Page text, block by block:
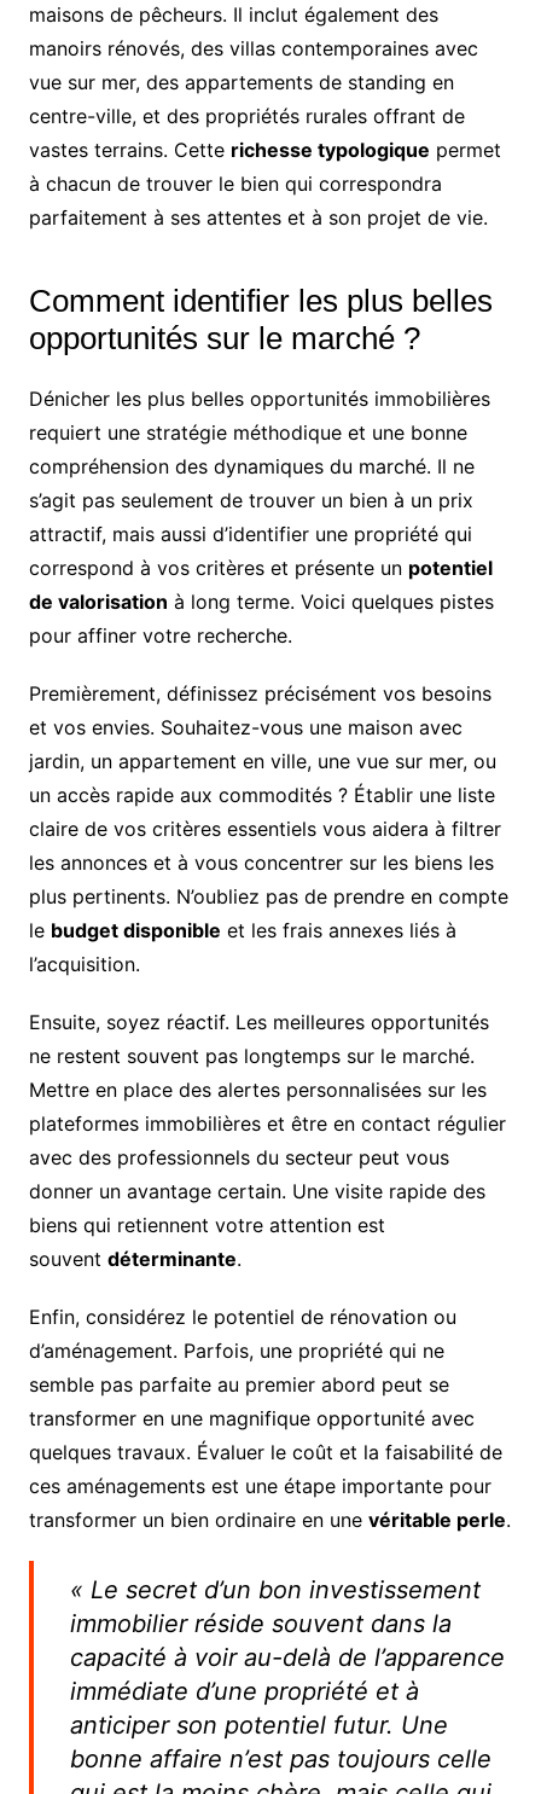
maisons de pêcheurs. Il inclut également des
manoirs rénovés, des villas contemporaines avec
vue sur mer, des appartements de standing en
centre-ville, et des propriétés rurales offrant de
vastes terrains. Cette richesse typologique permet
à chacun de trouver le bien qui correspondra
parfaitement à ses attentes et à son projet de vie.
Comment identifier les plus belles
opportunités sur le marché ?
Dénicher les plus belles opportunités immobilières
requiert une stratégie méthodique et une bonne
compréhension des dynamiques du marché. Il ne
s’agit pas seulement de trouver un bien à un prix
attractif, mais aussi d’identifier une propriété qui
correspond à vos critères et présente un potentiel
de valorisation à long terme. Voici quelques pistes
pour affiner votre recherche.
Premièrement, définissez précisément vos besoins
et vos envies. Souhaitez-vous une maison avec
jardin, un appartement en ville, une vue sur mer, ou
un accès rapide aux commodités ? Établir une liste
claire de vos critères essentiels vous aidera à filtrer
les annonces et à vous concentrer sur les biens les
plus pertinents. N’oubliez pas de prendre en compte
le budget disponible et les frais annexes liés à
l’acquisition.
Ensuite, soyez réactif. Les meilleures opportunités
ne restent souvent pas longtemps sur le marché.
Mettre en place des alertes personnalisées sur les
plateformes immobilières et être en contact régulier
avec des professionnels du secteur peut vous
donner un avantage certain. Une visite rapide des
biens qui retiennent votre attention est
souvent déterminante.
Enfin, considérez le potentiel de rénovation ou
d’aménagement. Parfois, une propriété qui ne
semble pas parfaite au premier abord peut se
transformer en une magnifique opportunité avec
quelques travaux. Évaluer le coût et la faisabilité de
ces aménagements est une étape importante pour
transformer un bien ordinaire en une véritable perle.
« Le secret d’un bon investissement
immobilier réside souvent dans la
capacité à voir au-delà de l’apparence
immédiate d’une propriété et à
anticiper son potentiel futur. Une
bonne affaire n’est pas toujours celle